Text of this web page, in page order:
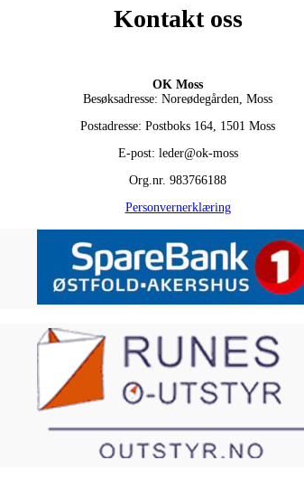
Kontakt oss
OK Moss
Besøksadresse: Noreødegården, Moss
Postadresse: Postboks 164, 1501 Moss
E-post: leder@ok-moss
Org.nr. 983766188
Personvernerklæring